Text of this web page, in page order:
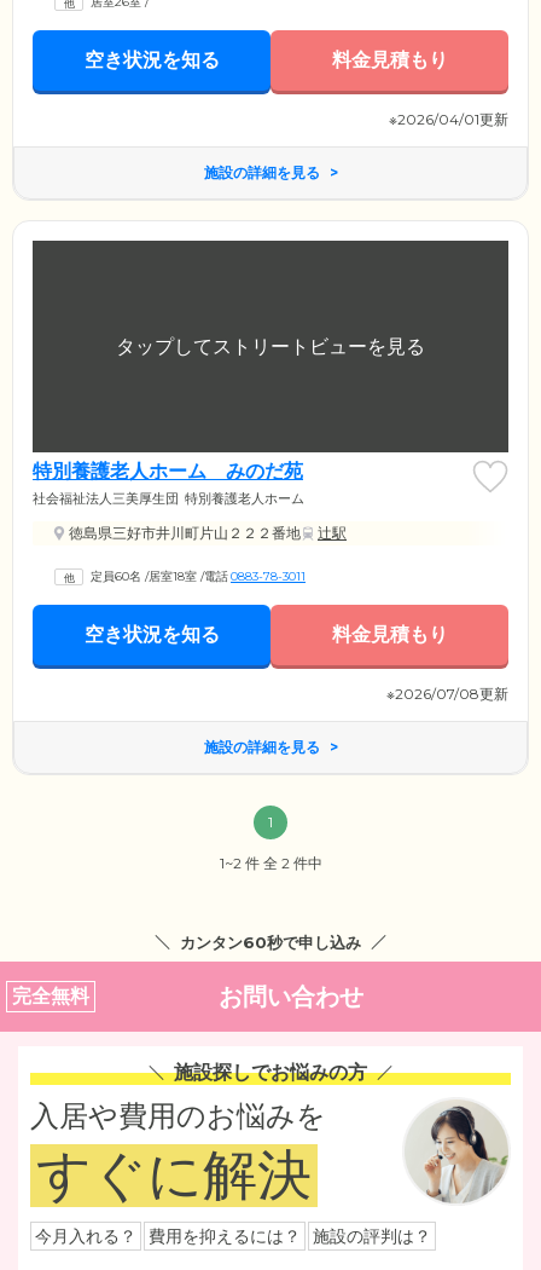
空き状況を知る 料金見積もり
※2026/04/01更新
施設の詳細を見る
特別養護老人ホーム みのだ苑
社会福祉法人三美厚生団 特別養護老人ホーム
徳島県三好市井川町片山２２２番地 辻駅
定員60名 /居室18室 /電話0883-78-3011
空き状況を知る 料金見積もり
※2026/07/08更新
施設の詳細を見る
1
1~2 件 全 2 件中
カンタン60秒で申し込み
完全無料 お問い合わせ
施設探しでお悩みの方
入居や費用のお悩みを
すぐに解決
今月入れる？ 費用を抑えるには？ 施設の評判は？